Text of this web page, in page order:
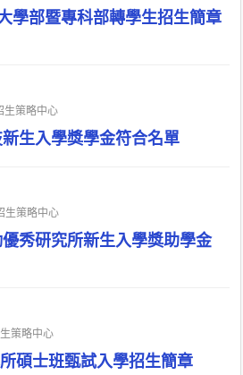
學部暨專科部轉學生招生簡章
生策略中心
生入學獎學金符合名單
生策略中心
秀研究所新生入學獎助學金
策略中心
碩士班甄試入學招生簡章